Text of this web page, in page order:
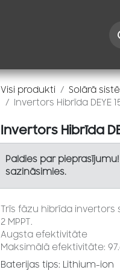
Visi produkti
Solārā
Invertors Hibrīda DEYE
Invertors Hibrīda
Paldies par
sazināsimies.
Trīs fāzu hibrīda invertors
2 MPPT.
Augsta efektivitāte
Maksimālā efektivitāte:
Baterijas tips: Lithium-ion